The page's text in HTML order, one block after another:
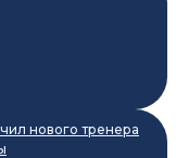
нового тренера